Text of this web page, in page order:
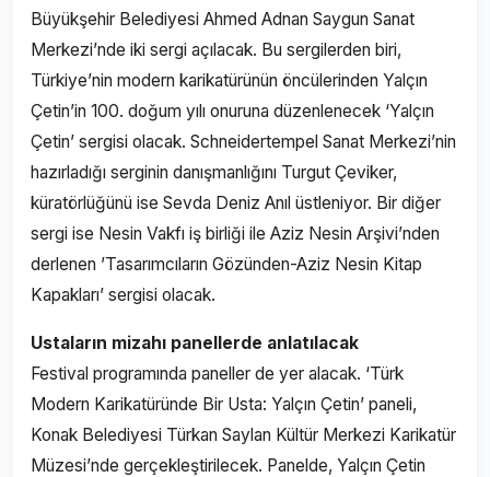
Büyükşehir Belediyesi Ahmed Adnan Saygun Sanat
Merkezi’nde iki sergi açılacak. Bu sergilerden biri,
Türkiye’nin modern karikatürünün öncülerinden Yalçın
Çetin’in 100. doğum yılı onuruna düzenlenecek ‘Yalçın
Çetin’ sergisi olacak. Schneidertempel Sanat Merkezi’nin
hazırladığı serginin danışmanlığını Turgut Çeviker,
küratörlüğünü ise Sevda Deniz Anıl üstleniyor. Bir diğer
sergi ise Nesin Vakfı iş birliği ile Aziz Nesin Arşivi’nden
derlenen ’Tasarımcıların Gözünden-Aziz Nesin Kitap
Kapakları’ sergisi olacak.
Ustaların mizahı panellerde anlatılacak
Festival programında paneller de yer alacak. ‘Türk
Modern Karikatüründe Bir Usta: Yalçın Çetin’ paneli,
Konak Belediyesi Türkan Saylan Kültür Merkezi Karikatür
Müzesi’nde gerçekleştirilecek. Panelde, Yalçın Çetin